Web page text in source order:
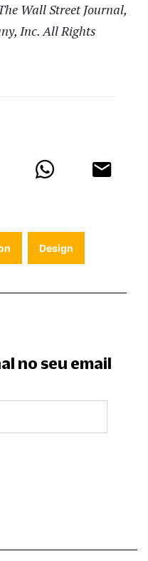
Wall Street Journal,
Inc. All Rights
Design
no seu email